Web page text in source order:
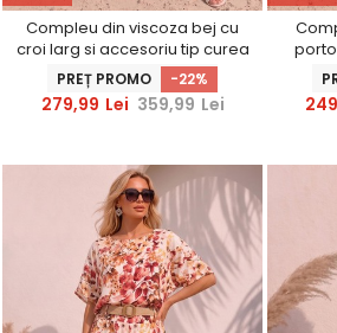
Compleu din viscoza bej cu
croi larg si accesoriu tip curea
PREȚ PROMO -22%
279,99 Lei 359,99 Lei